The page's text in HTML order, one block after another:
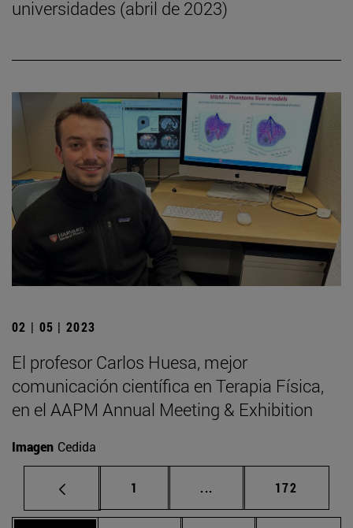
universidades (abril de 2023)
02 | 05 | 2023
El profesor Carlos Huesa, mejor
comunicación científica en Terapia Física,
en el AAPM Annual Meeting & Exhibition
Imagen Cedida
Página
1 ... Páginas intermedias
Página
172